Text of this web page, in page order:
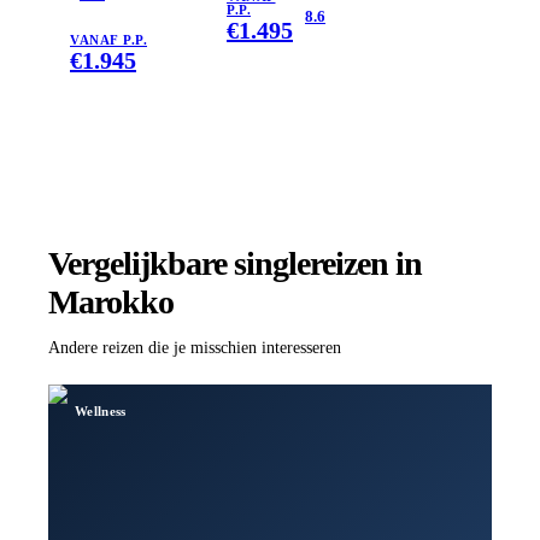
VANAF P.P.
€1.945
P.P.
€1.495 8.6
Vergelijkbare singlereizen in
Marokko
Andere reizen die je misschien interesseren
Wellness